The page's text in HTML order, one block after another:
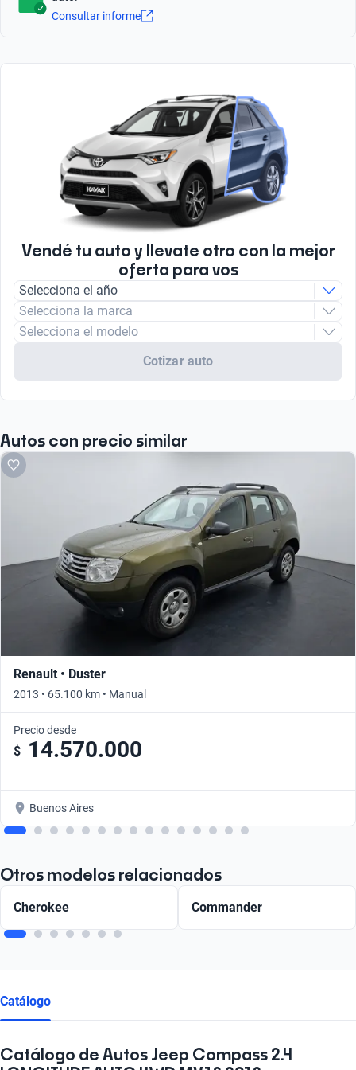
Nafta
Tipo de Rin
Tipo de Carrocería
Sí
Consultar informe
Vendé tu auto y llevate otro con la mejor
oferta para vos
Selecciona el año
Selecciona la marca
Selecciona el modelo
Cotizar auto
Autos con precio similar
Renault • Duster
2013 • 65.100 km • Manual
Precio desde
$ 14.570.000
Buenos Aires
Otros modelos relacionados
Cherokee Commander
Catálogo
Catálogo de Autos Jeep Compass 2.4